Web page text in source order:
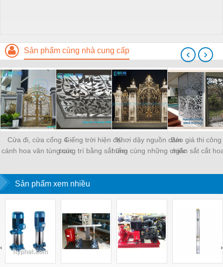
Sản phẩm cùng nhà cung cấp
Cửa đi, cửa cổng 4
cánh hoa văn tùng cúc
epoxy 2 thành phần 4
lớp cao cấp
Giếng trời hiện đại
trang trí bằng sắt tấm
thuật đẹp, độc đáo,
sang trọng
Khơi dậy nguồn cảm
hứng cùng những chiếc
nhất
Báo giá thi
ngăn sắt cắt
thự, nhà phố
‹ ›
Sản phẩm xem nhiều
‹ ›